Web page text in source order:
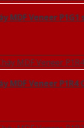
MDF Veneer P1G1
MDF Veneer P1R4